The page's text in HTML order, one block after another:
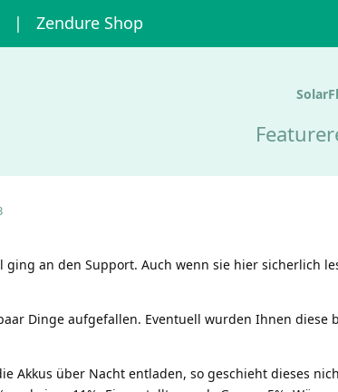
| Zendure Shop
ging an den Support. Auch wenn sie hier sicherlich
Dinge aufgefallen. Eventuell wurden Ihnen diese
Akkus über Nacht entladen, so geschieht dieses